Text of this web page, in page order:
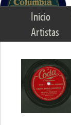
Inicio
Artistas